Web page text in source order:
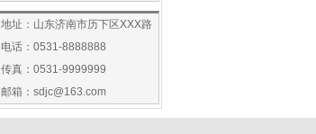
地址：山东济南市历下区XXX路
电话：0531-8888888
传真：0531-9999999
邮箱：sdjc@163.com